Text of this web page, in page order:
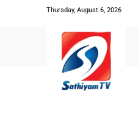
Thursday, August 6, 2026